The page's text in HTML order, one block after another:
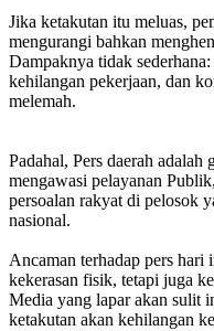
‎Jika ketakutan itu meluas,
mengurangi bahkan
Dampaknya tidak
kehilangan pekerjaan, dan
melemah.
‎Padahal, Pers daerah adalah
mengawasi pelayanan
persoalan rakyat di pelosok
nasional.
‎Ancaman terhadap pers hari
kekerasan fisik, tetapi juga
Media yang lapar akan sulit
ketakutan akan kehilangan